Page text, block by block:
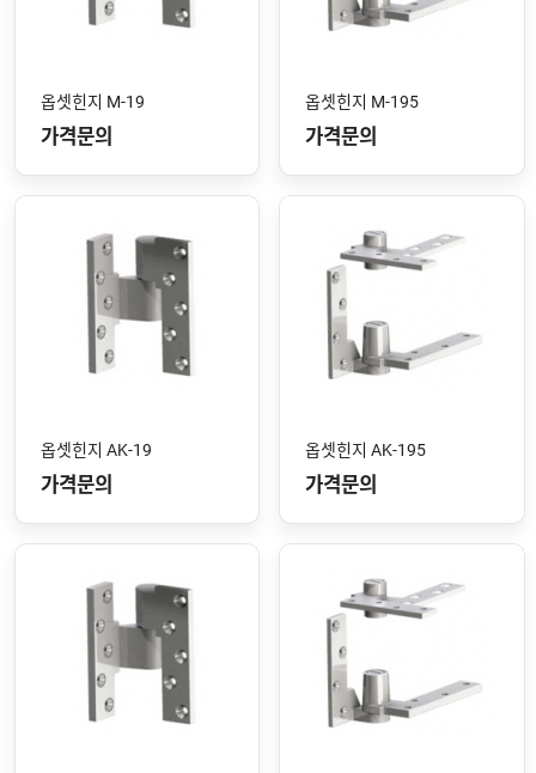
옵셋힌지 M-19
가격문의
옵셋힌지 M-195
가격문의
옵셋힌지 AK-19
가격문의
옵셋힌지 AK-195
가격문의